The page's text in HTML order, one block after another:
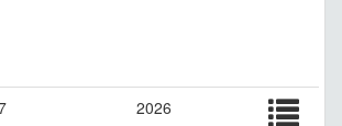
2026